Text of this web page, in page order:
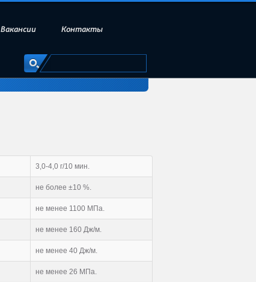
Вакансии Контакты
3,0-4,0 г/10 мин.
не более ±10 %.
не менее 1100 МПа.
не менее 160 Дж/м.
не менее 40 Дж/м.
не менее 26 МПа.